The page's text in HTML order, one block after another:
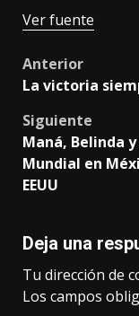
Ver fuente
Post
Anterior
La victoria
Siguiente
Maná, Belinda
Mundial en
EEUU
Deja una
Tu dirección de
Los campos